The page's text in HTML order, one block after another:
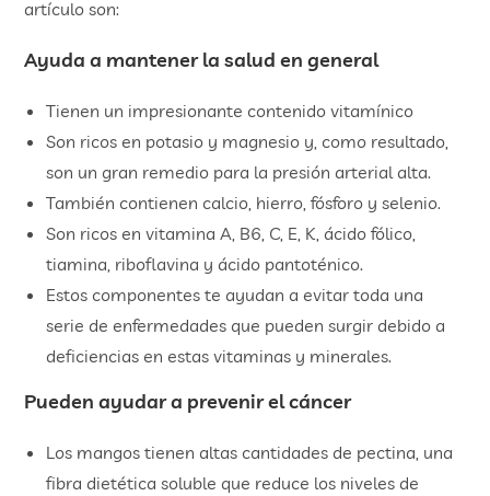
artículo son:
Ayuda a mantener la salud en general
Tienen un impresionante contenido vitamínico
Son ricos en potasio y magnesio y, como resultado,
son un gran remedio para la presión arterial alta.
También contienen calcio, hierro, fósforo y selenio.
Son ricos en vitamina A, B6, C, E, K, ácido fólico,
tiamina, riboflavina y ácido pantoténico.
Estos componentes te ayudan a evitar toda una
serie de enfermedades que pueden surgir debido a
deficiencias en estas vitaminas y minerales.
Pueden ayudar a prevenir el cáncer
Los mangos tienen altas cantidades de pectina, una
fibra dietética soluble que reduce los niveles de